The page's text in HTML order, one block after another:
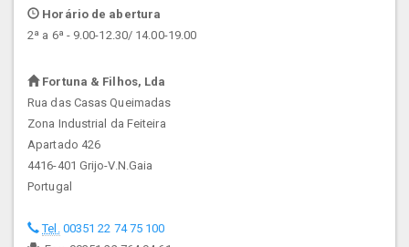
Horário de abertura
2ª a 6ª - 9.00-12.30/ 14.00-19.00
Fortuna & Filhos, Lda
Rua das Casas Queimadas
Zona Industrial da Feiteira
Apartado 426
4416-401 Grijo-V.N.Gaia
Portugal
Tel.
00351 22 74 75 100